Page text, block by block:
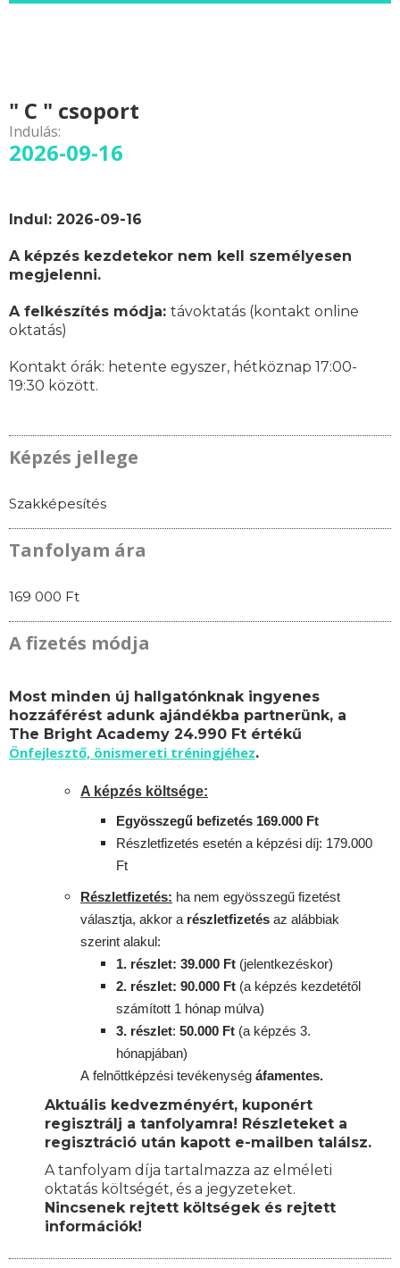
" C " csoport
Indulás:
2026-09-16
Indul: 2026-09-16
A képzés kezdetekor nem kell személyesen
megjelenni.
A felkészítés módja: távoktatás (kontakt online
oktatás)
Kontakt órák: hetente egyszer, hétköznap 17:00-
19:30 között.
Képzés jellege
Szakképesítés
Tanfolyam ára
169 000 Ft
A fizetés módja
Most minden új hallgatónknak ingyenes
hozzáférést adunk ajándékba partnerünk, a
The Bright Academy 24.990 Ft értékű
Önfejlesztő, önismereti tréningjéhez.
A képzés költsége:
Egyösszegű befizetés 169.000 Ft
Részletfizetés esetén a képzési díj: 179.000
Ft
Részletfizetés: ha nem egyösszegű fizetést
választja, akkor a részletfizetés az alábbiak
szerint alakul:
1. részlet: 39.000 Ft (jelentkezéskor)
2. részlet: 90.000 Ft (a képzés kezdetétől
számított 1 hónap múlva)
3. részlet: 50.000 Ft (a képzés 3.
hónapjában)
A felnőttképzési tevékenység áfamentes.
Aktuális kedvezményért, kuponért
regisztrálj a tanfolyamra! Részleteket a
regisztráció után kapott e-mailben találsz.
A tanfolyam díja tartalmazza az elméleti
oktatás költségét, és a jegyzeteket.
Nincsenek rejtett költségek és rejtett
információk!